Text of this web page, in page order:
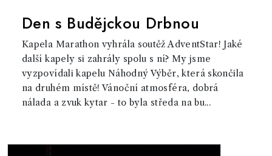
Den s Budějckou Drbnou
Kapela Marathon vyhrála soutěž AdventStar! Jaké
další kapely si zahrály spolu s ní? My jsme
vyzpovídali kapelu Náhodný Výběr, která skončila
na druhém místě! Vánoční atmosféra, dobrá
nálada a zvuk kytar - to byla středa na bu...